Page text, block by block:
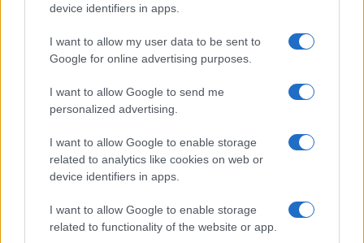
device identifiers in apps.
I want to allow my user data to be sent to
Google for online advertising purposes.
I want to allow Google to send me
personalized advertising.
I want to allow Google to enable storage
related to analytics like cookies on web or
device identifiers in apps.
I want to allow Google to enable storage
related to functionality of the website or app.
Pieve Comics 2026: tutto ciò che devi sapere
sull’evento nerd di Perugia
Andrea Conforti · 6 Ago 2026